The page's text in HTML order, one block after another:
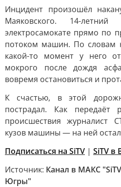
Инцидент произошёл
Маяковского. 14-
электросамокате прямо по
потоком машин. По словам
какой-то момент у него
мокрого после дождя
вовремя остановиться и
К счастью, в этой
пострадал. Как
происшествия журналист
кузов машины — на ней
Подписаться на SiTV | SiTV в
Источник: Канал в МАКС
Югры"